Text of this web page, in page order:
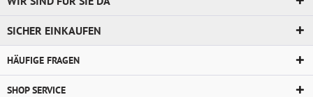
SICHER EINKAUFEN
HÄUFIGE FRAGEN
SHOP SERVICE